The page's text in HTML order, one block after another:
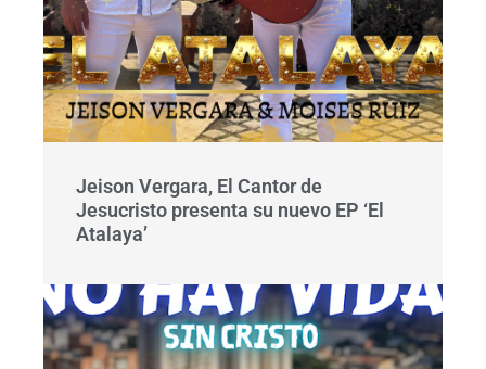
Jeison Vergara, El Cantor de
Jesucristo presenta su nuevo EP ‘El
Atalaya’